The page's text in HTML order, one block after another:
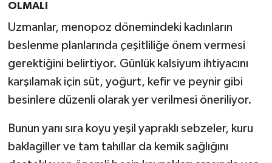
OLMALI
Uzmanlar, menopoz dönemindeki kadınların
beslenme planlarında çeşitliliğe önem vermesi
gerektiğini belirtiyor. Günlük kalsiyum ihtiyacını
karşılamak için süt, yoğurt, kefir ve peynir gibi
besinlere düzenli olarak yer verilmesi öneriliyor.
Bunun yanı sıra koyu yeşil yapraklı sebzeler, kuru
baklagiller ve tam tahıllar da kemik sağlığını
Yemek Tarifleri